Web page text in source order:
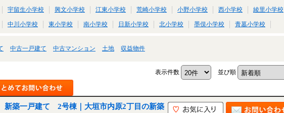
宇留生小学校 興文小学校 江東小学校 荒崎小学校 小野小学校 西小学校 綾里小学校
中川小学校 東小学校 南小学校 日新小学校 北小学校 墨俣小学校 青墓小学校
中古一戸建て 中古マンション 土地 収益物件
表示件数 並び順
築一戸建て 2号棟｜大垣市内原2丁目の新築